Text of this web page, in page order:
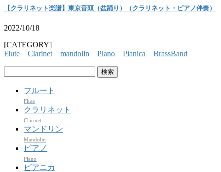
【クラリネット楽譜】東京音頭（盆踊り）（クラリネット・ピアノ伴奏）
2022/10/18
[CATEGORY]
Flute
Clarinet mandolin Piano Pianica
BrassBand
フルート
Flute
クラリネット
Clarinet
マンドリン
Mandolin
ピアノ
Piano
ピアニカ